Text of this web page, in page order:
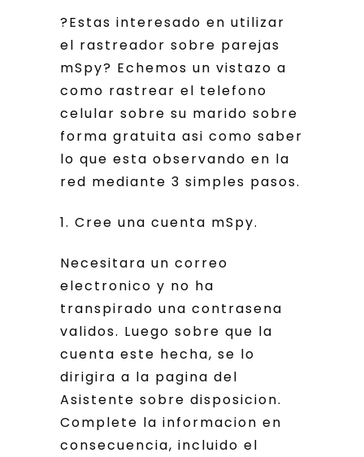
?Estas interesado en utilizar
el rastreador sobre parejas
mSpy? Echemos un vistazo a
como rastrear el telefono
celular sobre su marido sobre
forma gratuita asi­ como saber
lo que esta observando en la
red mediante 3 simples pasos.
1. Cree una cuenta mSpy.
Necesitara un correo
electronico y no ha
transpirado una contrasena
validos. Luego sobre que la
cuenta este hecha, se lo
dirigira a la pagina del
Asistente sobre disposicion.
Complete la informacion en
consecuencia, incluido el